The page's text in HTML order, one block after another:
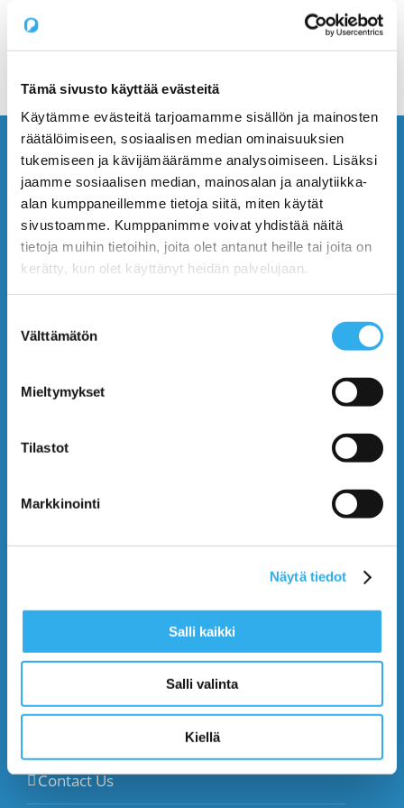
Tämä sivusto käyttää evästeitä
Käytämme evästeitä tarjoamamme sisällön ja mainosten
räätälöimiseen, sosiaalisen median ominaisuuksien
tukemiseen ja kävijämäärämme analysoimiseen. Lisäksi
jaamme sosiaalisen median, mainosalan ja analytiikka-
alan kumppaneillemme tietoja siitä, miten käytät
sivustoamme. Kumppanimme voivat yhdistää näitä
tietoja muihin tietoihin, joita olet antanut heille tai joita on
kerätty, kun olet käyttänyt heidän palvelujaan.
valinta
Välttämätön
Mieltymykset
Tilastot
Markkinointi
Näytä tiedot
Salli kaikki
Salli valinta
Kiellä
PILVI™
Benefits
Features
Plans and Prices
Contact Us